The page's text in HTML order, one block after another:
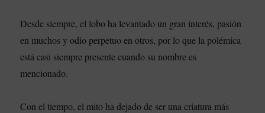
Desde siempre, el lobo ha levantado un gran interés, pasión
en muchos y odio perpetuo en otros, por lo que la polémica
está casi siempre presente cuando su nombre es
mencionado.
Con el tiempo, el mito ha dejado de ser una criatura más